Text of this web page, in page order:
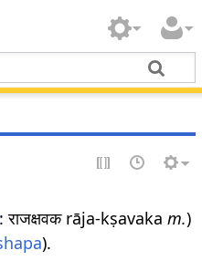
: राजक्षवक rāja-kṣavakam.)
).